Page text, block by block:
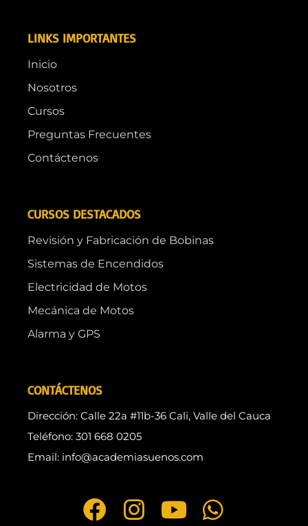
LINKS IMPORTANTES
Inicio
Nosotros
Cursos
Preguntas Frecuentes
Contáctenos
CURSOS DESTACADOS
Revisión y Fabricación de Bobinas
Sistemas de Encendidos
Electricidad de Motos
Mecánica de Motos
Alarma y GPS
CONTÁCTENOS
Dirección: Calle 22a #11b-36 Cali, Valle del Cauca
Teléfono: 301 668 0205
Email: info@academiasuenos.com